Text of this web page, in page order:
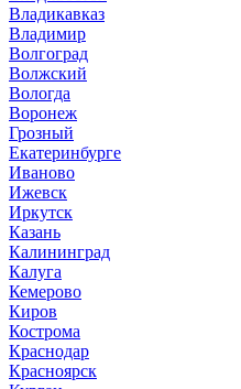
Владикавказ
Владимир
Волгоград
Волжский
Вологда
Воронеж
Грозный
Екатеринбурге
Иваново
Ижевск
Иркутск
Казань
Калининград
Калуга
Кемерово
Киров
Кострома
Краснодар
Красноярск